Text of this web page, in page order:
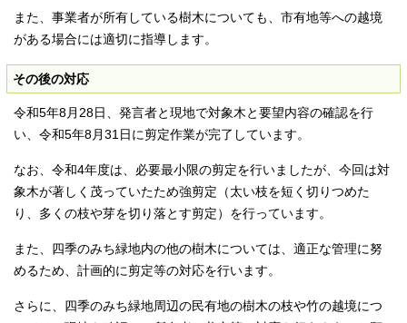
また、事業者が所有している樹木についても、市有地等への越境
がある場合には適切に指導します。
その後の対応
令和5年8月28日、発言者と現地で対象木と要望内容の確認を行
い、令和5年8月31日に剪定作業が完了しています。
なお、令和4年度は、必要最小限の剪定を行いましたが、今回は対
象木が著しく茂っていたため強剪定（太い枝を短く切りつめた
り、多くの枝や芽を切り落とす剪定）を行っています。
また、四季のみち緑地内の他の樹木については、適正な管理に努
めるため、計画的に剪定等の対応を行います。
さらに、四季のみち緑地周辺の民有地の樹木の枝や竹の越境につ